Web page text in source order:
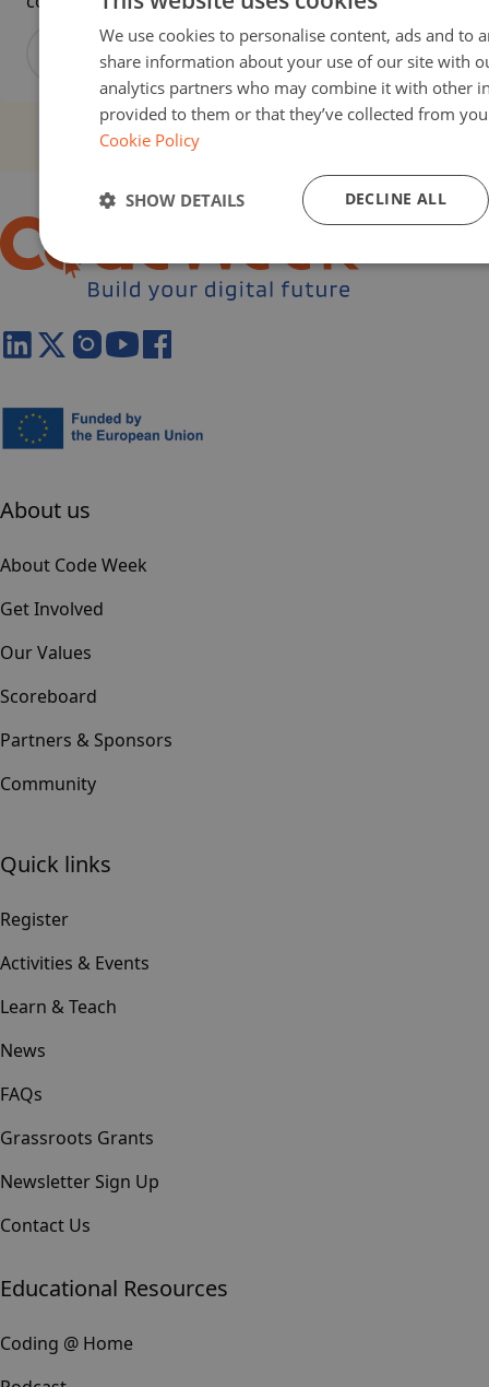
View activity
About us
About Code Week
Get Involved
Our Values
Scoreboard
Partners & Sponsors
Community
Quick links
Register
Activities & Events
Learn & Teach
News
FAQs
Grassroots Grants
Newsletter Sign Up
Contact Us
Educational Resources
Coding @ Home
We use cookies to personalise content, ads and to
share information about your use of our site with
analytics partners who may combine it with other
provided to them or that they’ve collected from
Cookie Policy
DECLINE ALL
SHOW DETAILS